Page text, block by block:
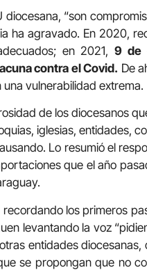
“son
ha agravado. En 2020,
en 2021,9 de
contra el Covid. De
vulnerabilidad extrema.
de los diocesanos
iglesias, entidades,
Lo resumió el
que el año
los primeros
levantando la voz
entidades
se propongan que no